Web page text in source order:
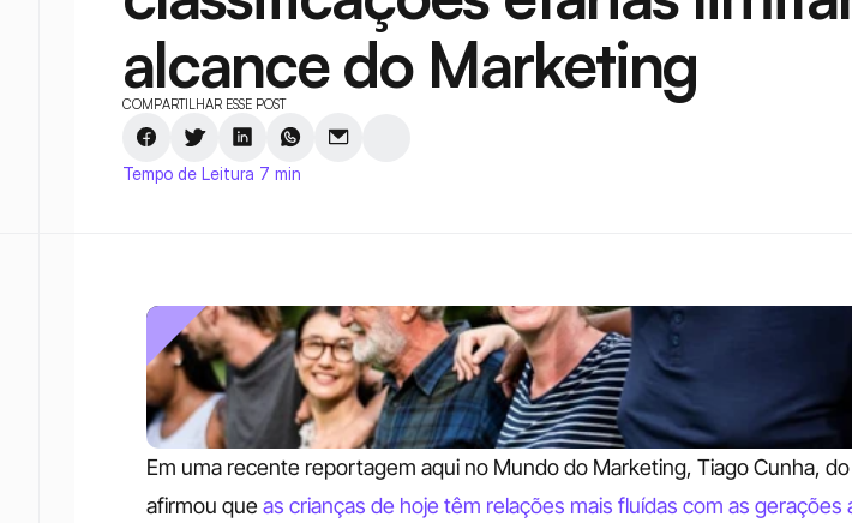
alcance do Marketing
COMPARTILHAR ESSE POST
Tempo de Leitura 7 min
Em uma recente reportagem aqui no Mundo do Marketing, Tiago Cunha,
afirmou que as crianças de hoje têm relações mais fluídas com as gerações